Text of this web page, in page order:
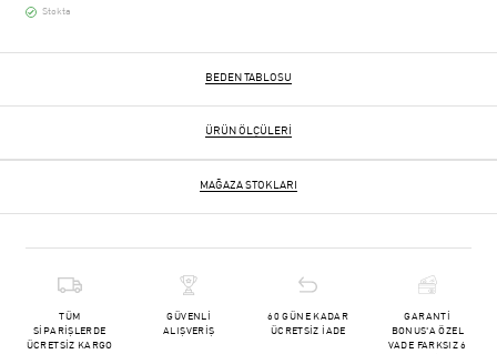
Stokta
BEDEN TABLOSU
ÜRÜN ÖLÇÜLERI
MAĞAZA STOKLARI
TÜM
SİPARİŞLERDE
ÜCRETSİZ KARGO
GÜVENLİ
ALIŞVERİŞ
60 GÜNE KADAR
ÜCRETSİZ İADE
GARANTİ
BONUS'A ÖZEL
VADE FARKSIZ 6